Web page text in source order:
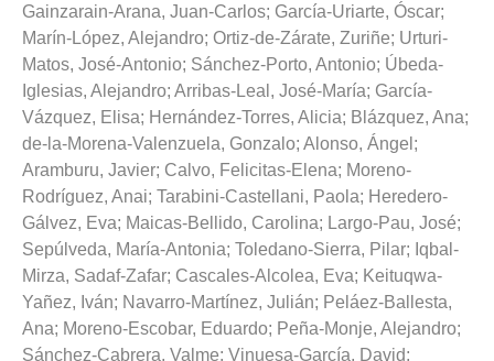
Gainzarain-Arana, Juan-Carlos; García-Uriarte, Óscar;
Marín-López, Alejandro; Ortiz-de-Zárate, Zuriñe; Urturi-
Matos, José-Antonio; Sánchez-Porto, Antonio; Úbeda-
Iglesias, Alejandro; Arribas-Leal, José-María; García-
Vázquez, Elisa; Hernández-Torres, Alicia; Blázquez, Ana;
de-la-Morena-Valenzuela, Gonzalo; Alonso, Ángel ;
Aramburu, Javier; Calvo, Felicitas-Elena; Moreno-
Rodríguez, Anai; Tarabini-Castellani, Paola; Heredero-
Gálvez, Eva; Maicas-Bellido, Carolina; Largo-Pau, José;
Sepúlveda, María-Antonia; Toledano-Sierra, Pilar; Iqbal-
Mirza, Sadaf-Zafar; Cascales-Alcolea, Eva; Keituqwa-
Yañez, Iván; Navarro-Martínez, Julián; Peláez-Ballesta,
Ana; Moreno-Escobar, Eduardo; Peña-Monje, Alejandro;
Sánchez-Cabrera, Valme; Vinuesa-García, David;